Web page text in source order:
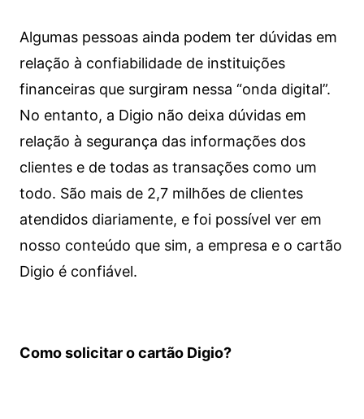
Algumas pessoas ainda podem ter dúvidas em
relação à confiabilidade de instituições
financeiras que surgiram nessa “onda digital”.
No entanto, a Digio não deixa dúvidas em
relação à segurança das informações dos
clientes e de todas as transações como um
todo. São mais de 2,7 milhões de clientes
atendidos diariamente, e foi possível ver em
nosso conteúdo que sim, a empresa e o cartão
Digio é confiável.
Como solicitar o cartão Digio?